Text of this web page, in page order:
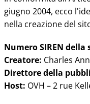
giugno 2004, ecco
nella creazione del
Numero SIREN della
Creatore: Charles
Direttore della
Host: OVH – 2 rue